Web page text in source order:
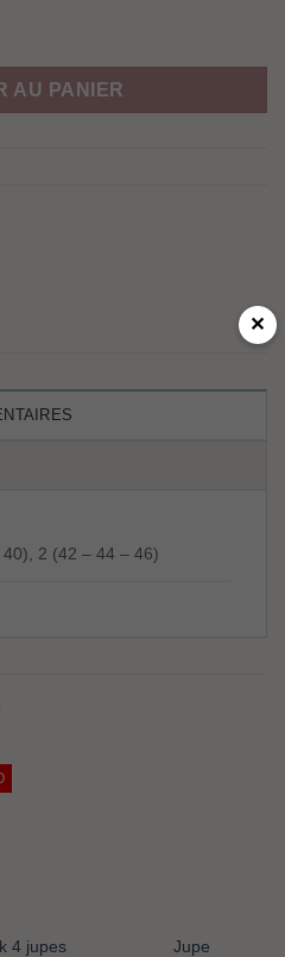
✕
AU PANIER
2 (42 – 44 – 46)
4 jupes
Jupe